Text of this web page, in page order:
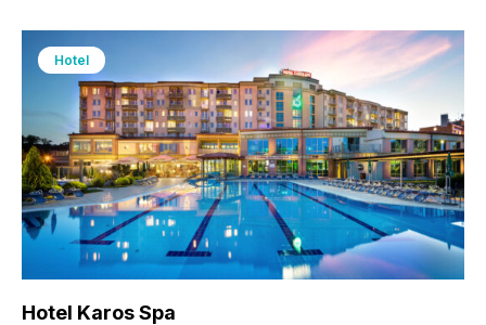
Hotel
Hotel Karos Spa